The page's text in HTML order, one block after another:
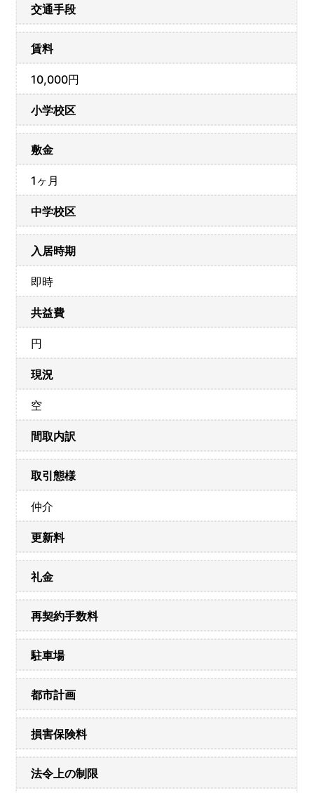
交通手段
賃料
10,000円
小学校区
敷金
1ヶ月
中学校区
入居時期
即時
共益費
円
現況
空
間取内訳
取引態様
仲介
更新料
礼金
再契約手数料
駐車場
都市計画
損害保険料
法令上の制限